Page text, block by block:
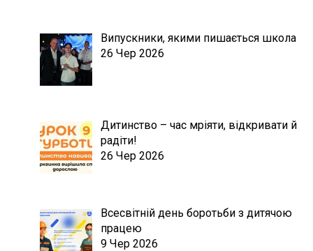
Випускники, якими пишається школа
26 Чер 2026
Дитинство – час мріяти, відкривати й
радіти!
26 Чер 2026
Всесвітній день боротьби з дитячою
працею
9 Чер 2026